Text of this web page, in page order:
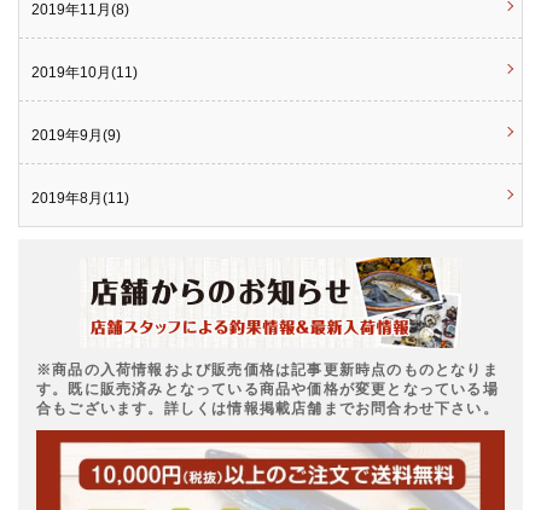
2019年11月(8)
2019年10月(11)
2019年9月(9)
2019年8月(11)
※商品の入荷情報および販売価格は記事更新時点のものとなりま
す。既に販売済みとなっている商品や価格が変更となっている場
合もございます。詳しくは情報掲載店舗までお問合わせ下さい。